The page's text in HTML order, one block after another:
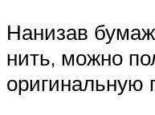
Нанизав
нить, можно
оригинальную